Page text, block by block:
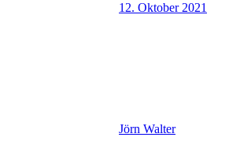
12. Oktober 2021
Jörn Walter